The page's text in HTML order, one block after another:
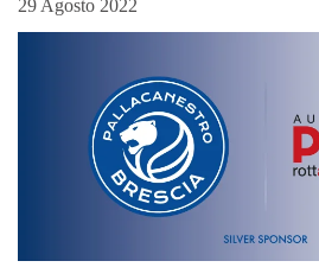
29 Agosto 2022